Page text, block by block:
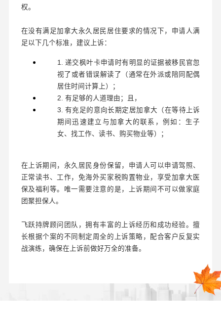
权。
在没有满足加拿大永久居民居住要求的情况下，申请人满
足以下几个标准，建议上诉：
1. 递交枫叶卡申请时有明显的证据被移民官忽
视了或者错误解读了（通常在外派或陪同配偶
居住时间计算上）；
2. 有足够的人道理由；且，
3. 有充足的意向长期定居加拿大（在等待上诉
期间迅速建立与加拿大的联系，例如：生子
女、找工作、读书、购买物业等）；
在上诉期间，永久居民身份保留，申请人可以申请驾照、
正常读书、工作，免海外买家税购置物业，享受加拿大医
保及福利等。唯一需要注意的是，上诉期间不可以做家庭
团聚担保人。
飞跃持牌顾问团队，拥有丰富的上诉经历和成功经验。擅
长根据个案的不同制定周全的上诉策略，配合客户反复实
战演练，确保在上诉前做好万全的准备。